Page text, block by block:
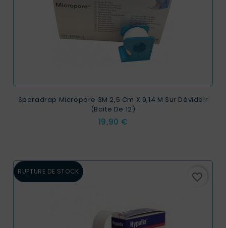
Sparadrap Micropore 3M 2,5 Cm X 9,14 M Sur Dévidoir
(Boite De 12)
Prix
19,90 €
RUPTURE DE STOCK favorite_border